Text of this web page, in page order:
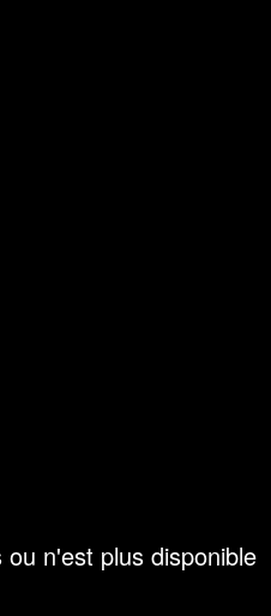
n'est plus disponible